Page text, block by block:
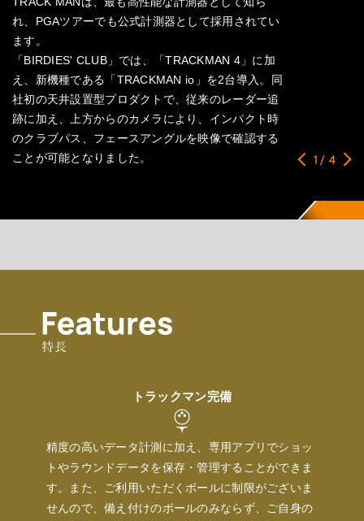
れ、PGAツアーでも公式計測器として採用されてい
ます。
「BIRDIES' CLUB」では、「TRACKMAN 4」に加
え、新機種である「TRACKMAN io」を2台導入。同
社初の天井設置型プロダクトで、従来のレーダー追
跡に加え、上方からのカメラにより、インパクト時
のクラブパス、フェースアングルを映像で確認する
ことが可能となりました。
1 / 4
トラックマン完備
精度の高いデータ計測に加え、専用アプリでショッ
トやラウンドデータを保存・管理することができま
す。また、ご利用いただくボールに制限がございま
せんので、備え付けのボールのみならず、ご自身の